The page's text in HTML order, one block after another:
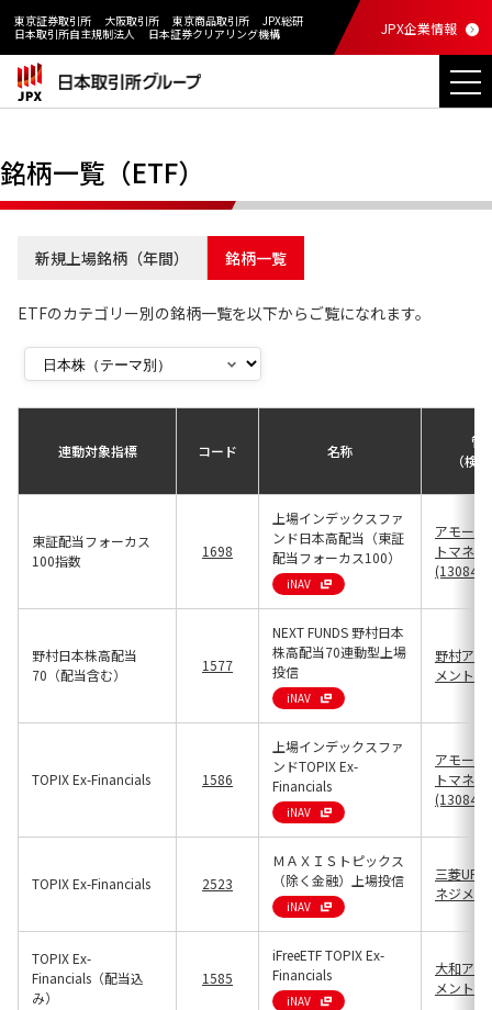
東京証券取引所 大阪取引所 東京商品取引所
JPX総研
日本取引所自主規制法人
日本証券クリアリング機構 JPX企業情報
銘柄一覧（ETF）
新規上場銘柄（年間） 銘柄一覧
ETFのカテゴリー別の銘柄一覧を以下からご覧になれます。
連動対象指標 コード 名称
管
（検
東証配当フォーカス
100指数
1698
上場インデックスファ
ンド日本高配当（東証
配当フォーカス100）
iNAV
アモー
トマネ
(13084)
野村日本株高配当
70（配当含む）
1577
NEXT FUNDS 野村日本
株高配当70連動型上場
投信
iNAV
野村ア
メント
TOPIX Ex-Financials 1586
上場インデックスファ
ンドTOPIX Ex-
Financials
iNAV
アモー
トマネ
(13084)
TOPIX Ex-Financials 2523
ＭＡＸＩＳトピックス
（除く金融）上場投信
iNAV
三菱UFJ
ネジメ
TOPIX Ex-
Financials（配当込
み）
1585
iFreeETF TOPIX Ex-
Financials
iNAV
大和ア
メント